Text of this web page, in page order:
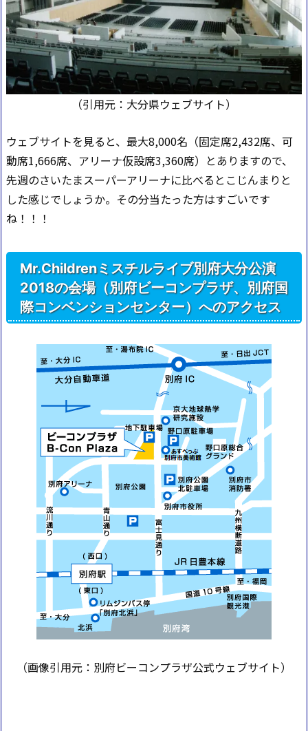
（引用元：大分県ウェブサイト）
ウェブサイトを見ると、最大8,000名（固定席2,432席、可
動席1,666席、アリーナ仮設席3,360席）とありますので、
先週のさいたまスーパーアリーナに比べるとこじんまりと
した感じでしょうか。その分当たった方はすごいです
ね！！！
Mr.Childrenミスチルライブ別府大分公演
2018の会場（別府ビーコンプラザ、別府国
際コンベンションセンター）へのアクセス
（画像引用元：別府ビーコンプラザ公式ウェブサイト）